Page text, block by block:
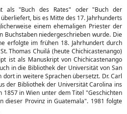
als "Buch des Rates" oder "Buch der
bis es Mitte des 17. Jahrhunderts
einem ehemaligen Priester der
Buchstaben niedergeschrieben wurde. Die
erfolgte im frühen 18. Jahrhundert durch
Thomas Chuilá (heute Chichicastenango)
ist als Manuskript von Chichicastenango
in die Bibliothek der Universität von San
in weitere Sprachen übersetzt. Dr. Carl
der Bibliothek der Universität Carolina ins
1857 in Wien unter dem Titel "Geschichten
dieser Provinz in Guatemala". 1981 folgte